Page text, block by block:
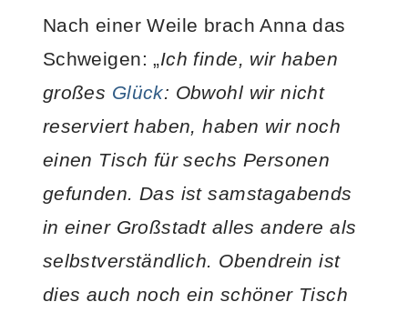
Nach einer Weile brach Anna das
Schweigen: „Ich finde, wir haben
großes Glück: Obwohl wir nicht
reserviert haben, haben wir noch
einen Tisch für sechs Personen
gefunden. Das ist samstagabends
in einer Großstadt alles andere als
selbstverständlich. Obendrein ist
dies auch noch ein schöner Tisch